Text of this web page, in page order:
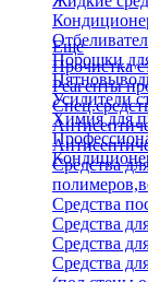
Порошки
Усилители
Химия для
Еще
Прочистка
Реагенты
Средства
Средства
Средства
Средства
Средства